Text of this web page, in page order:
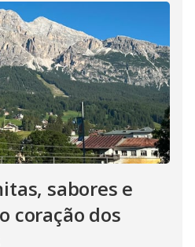
sabores e
coração dos